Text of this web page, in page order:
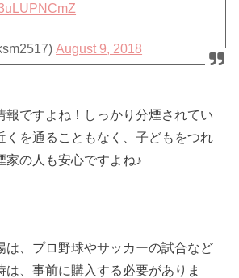
August 9, 2018
報ですよね！しっかり分煙されてい
くを通ることもなく、子どもをつれ
家の人も安心ですよね♪
は、プロ野球やサッカーの試合など
は、事前に購入する必要がありま